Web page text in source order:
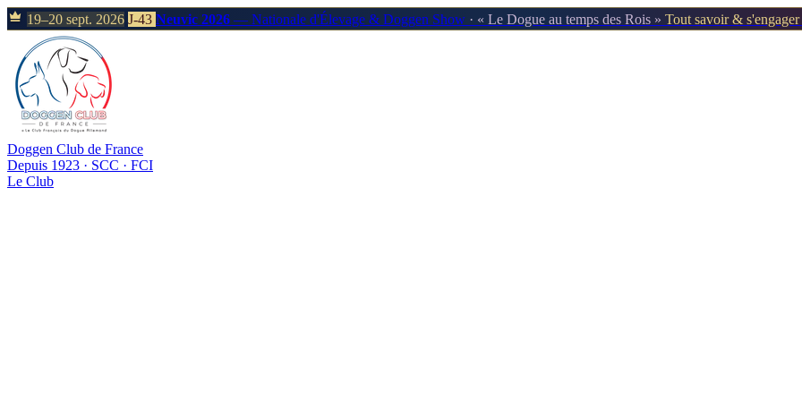
19–20 sept. 2026 J-43 Neuvic 2026 — Nationale d'Élevage & Doggen Show · « Le Dogue au temps des Rois » Tout savoir &
Doggen Club de France
Depuis 1923 · SCC · FCI
Le Club